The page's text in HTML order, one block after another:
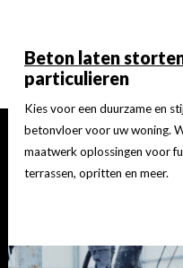
Beton laten
particulieren
Kies voor een duurzame en
betonvloer voor uw woning.
maatwerk oplossingen voor
terrassen, opritten en meer.